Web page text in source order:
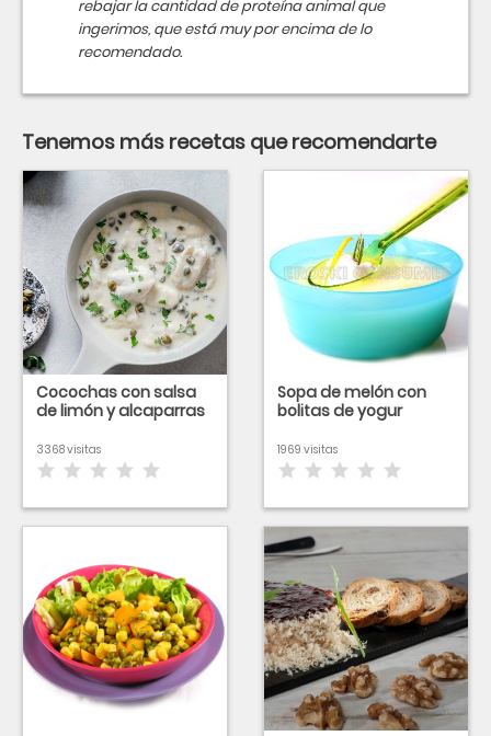
rebajar la cantidad de proteína animal que
ingerimos, que está muy por encima de lo
recomendado.
Tenemos más recetas que recomendarte
Cocochas con salsa
de limón y alcaparras
3368 visitas
Sopa de melón con
bolitas de yogur
1969 visitas